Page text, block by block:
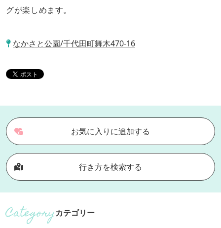
グが楽しめます。
なかさと公園/千代田町舞木470-16
お気に入りに追加する
行き方を検索する
カテゴリー